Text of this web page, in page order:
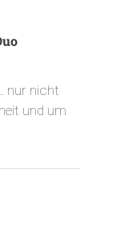
nur nicht
und um